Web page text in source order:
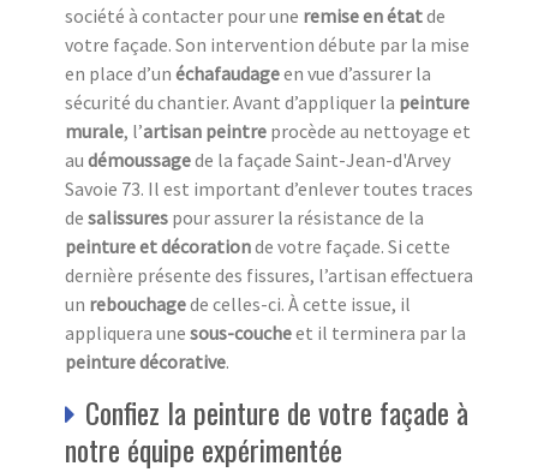
société à contacter pour une remise en étatde
votre façade. Son intervention débute par la mise
en place d’un échafaudageen vue d’assurer la
sécurité du chantier. Avant d’appliquer la peinture
murale, l’artisan peintre procède au nettoyage et
au démoussagede la façade Saint-Jean-d'Arvey
Savoie 73. Il est important d’enlever toutes traces
de salissures pour assurer la résistance de la
peinture et décorationde votre façade. Si cette
dernière présente des fissures, l’artisan effectuera
un rebouchagede celles-ci. À cette issue, il
appliquera une sous-coucheet il terminera par la
peinture décorative.
Confiez la peinture de votre façade à
notre équipe expérimentée